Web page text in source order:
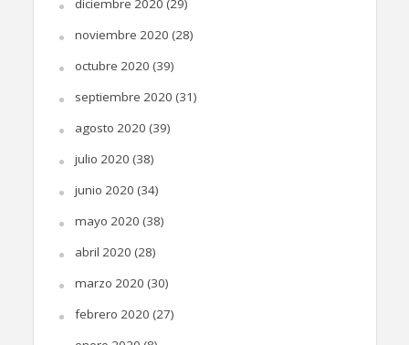
diciembre 2020 (29)
noviembre 2020 (28)
octubre 2020 (39)
septiembre 2020 (31)
agosto 2020 (39)
julio 2020 (38)
junio 2020 (34)
mayo 2020 (38)
abril 2020 (28)
marzo 2020 (30)
febrero 2020 (27)